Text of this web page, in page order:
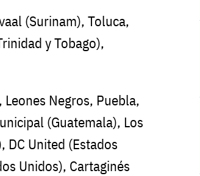
(Surinam), Toluca,
y Tobago),
Negros, Puebla,
(Guatemala), Los
DC United (Estados
Unidos), Cartaginés